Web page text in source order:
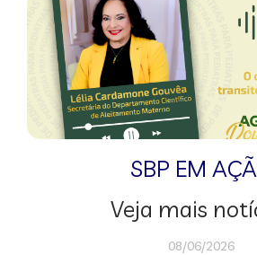
SBP EM
Veja mais
08/06/2026